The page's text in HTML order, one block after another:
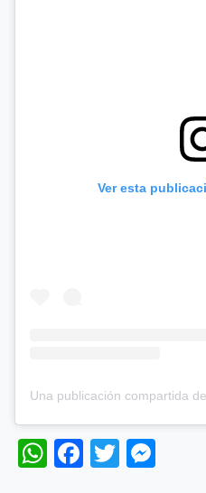
Ver esta
W F
T